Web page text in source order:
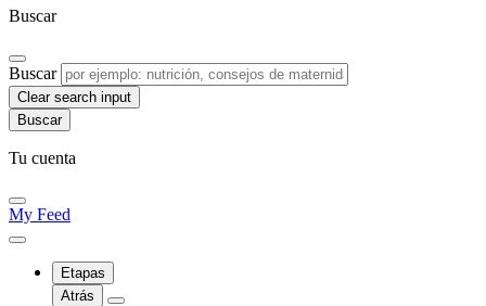
Buscar
Buscar
Clear search input
Tu cuenta
My Feed
Etapas
Atrás